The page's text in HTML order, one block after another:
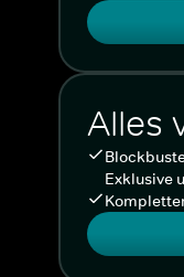
Alles
Exklusive